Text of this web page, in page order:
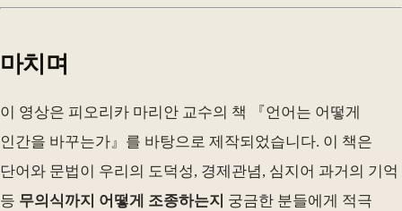
마치며
이 영상은 피오리카 마리안 교수의 책 『언어는 어떻게
인간을 바꾸는가』를 바탕으로 제작되었습니다. 이 책은
단어와 문법이 우리의 도덕성, 경제관념, 심지어 과거의 기억
등 무의식까지 어떻게 조종하는지 궁금한 분들에게 적극